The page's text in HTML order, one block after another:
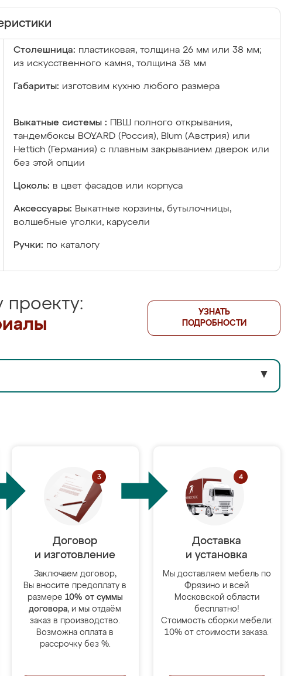
Столешница: пластиковая, толщина 26 мм или 38 мм;
из искусственного камня, толщина 38 мм
Габариты: изготовим кухню любого размера
Выкатные системы :
ПВШ полного открывания,
тандембоксы BOYARD (Россия), Blum (Австрия) или
Hettich (Германия) с плавным закрыванием дверок или
без этой опции
Цоколь: в цвет фасадов или корпуса
Аксессуары: Выкатные корзины, бутылочницы,
волшебные уголки, карусели
Ручки: по каталогу
проекту:
УЗНАТЬ
ПОДРОБНОСТИ
▼
Договор
и изготовление
Заключаем договор,
Вы вносите предоплату в
размере 10% от суммы
договора, и мы отдаём
заказ в производство.
Возможна оплата в
рассрочку без %.
Доставка
и установка
Мы доставляем мебель по
Фрязино и всей
Московской области
бесплатно!
Стоимость сборки мебели:
10% от стоимости заказа.